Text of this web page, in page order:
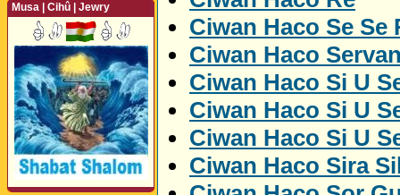
Musa | Cihû | Jewry
Ciwan Haco Se Se
Ciwan Haco
Ciwan Haco Si U
Ciwan Haco Si U
Ciwan Haco Si U
Ciwan Haco Sira